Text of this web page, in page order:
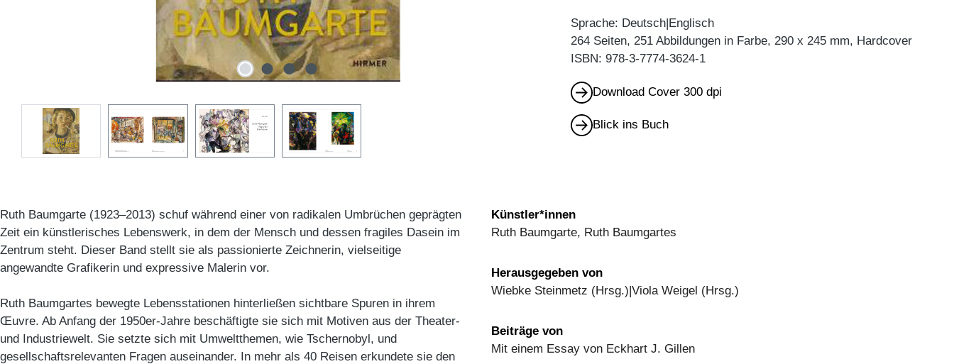
Sprache: Deutsch|Englisch
264 Seiten, 251 Abbildungen in Farbe, 290 x 245 mm, Hardcover
ISBN: 978-3-7774-3624-1
Download Cover 300 dpi
Blick ins Buch
Ruth Baumgarte (1923–2013) schuf während einer von radikalen Umbrüchen geprägten
Zeit ein künstlerisches Lebenswerk, in dem der Mensch und dessen fragiles Dasein im
Zentrum steht. Dieser Band stellt sie als passionierte Zeichnerin, vielseitige
angewandte Grafikerin und expressive Malerin vor.
Ruth Baumgartes bewegte Lebensstationen hinterließen sichtbare Spuren in ihrem
Œuvre. Ab Anfang der 1950er-Jahre beschäftigte sie sich mit Motiven aus der Theater-
und Industriewelt. Sie setzte sich mit Umweltthemen, wie Tschernobyl, und
gesellschaftsrelevanten Fragen auseinander. In mehr als 40 Reisen erkundete sie den
Künstler*innen
Ruth Baumgarte, Ruth Baumgartes
Herausgegeben von
Wiebke Steinmetz (Hrsg.)|Viola Weigel (Hrsg.)
Beiträge von
Mit einem Essay von Eckhart J. Gillen